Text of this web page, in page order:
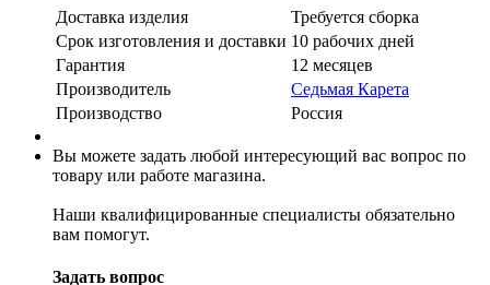
Доставка изделия
Требуется сборка
Срок изготовления и доставки 10 рабочих дней
Гарантия
12 месяцев
Производитель
Седьмая Карета
Производство
Россия
Вы можете задать любой интересующий вас вопрос по
товару или работе магазина.
Наши квалифицированные специалисты обязательно
вам помогут.
Задать вопрос